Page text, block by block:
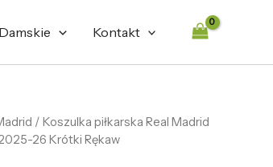
Damskie Kontakt
/ Koszulka piłkarska Real Madrid
26 Krótki Rękaw